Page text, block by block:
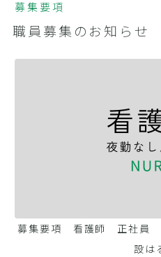
募集要項
職員募集のお知らせ
募集要項 看護師 正社員
設は